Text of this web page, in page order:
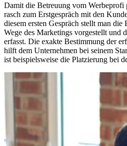
Damit die Betreuung vom Werbeprofi
rasch zum Erstgespräch mit den
diesem ersten Gespräch stellt man die
Wege des Marketings vorgestellt und
erfasst. Die exakte Bestimmung der
hilft dem Unternehmen bei seinem
ist beispielsweise die Platzierung bei